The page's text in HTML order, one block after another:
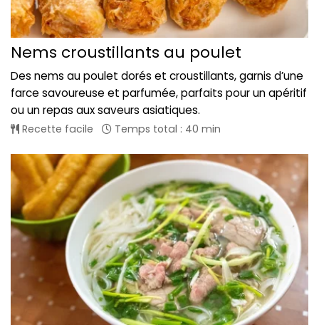
Nems croustillants au poulet
Des nems au poulet dorés et croustillants, garnis d’une
farce savoureuse et parfumée, parfaits pour un apéritif
ou un repas aux saveurs asiatiques.
Recette facile Temps total : 40 min